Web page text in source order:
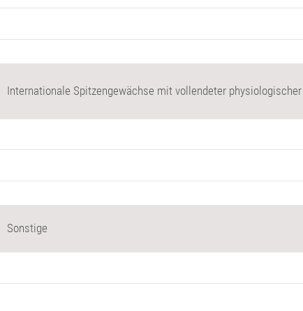
Internationale Spitzengewächse mit vollendeter physiologischer
Sonstige